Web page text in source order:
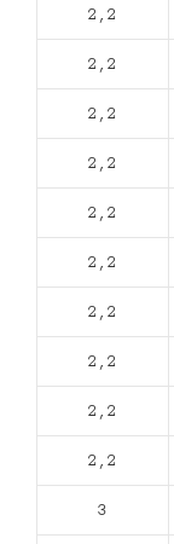
2,2
2,2
2,2
2,2
2,2
2,2
2,2
2,2
2,2
2,2
3